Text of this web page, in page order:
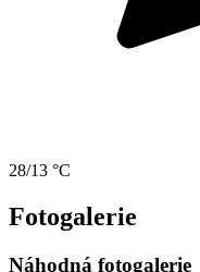
28/13 °C
Fotogalerie
Náhodná fotogalerie